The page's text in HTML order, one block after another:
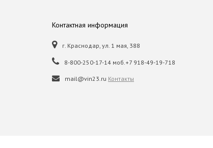
Контактная информация
г. Краснодар, ул. 1 мая, 388
8-800-250-17-14 моб.+7 918-49-19-718
mail@vin23.ru Контакты